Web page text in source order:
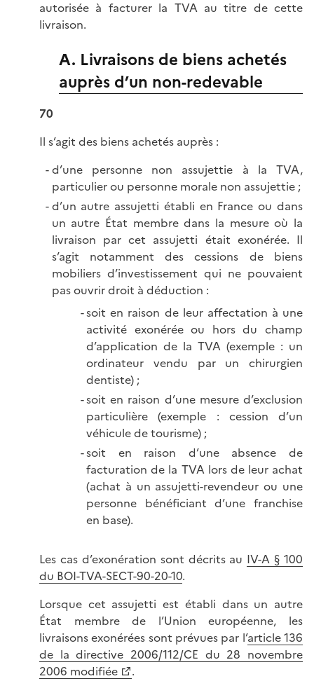
autorisée à facturer la TVA au titre de cette
livraison.
A. Livraisons de biens achetés
auprès d’un non-redevable
70
Il s’agit des biens achetés auprès :
d’une personne non assujettie à la TVA,
particulier ou personne morale non assujettie ;
d’un autre assujetti établi en France ou dans
un autre État membre dans la mesure où la
livraison par cet assujetti était exonérée. Il
s’agit notamment des cessions de biens
mobiliers d’investissement qui ne pouvaient
pas ouvrir droit à déduction :
soit en raison de leur affectation à une
activité exonérée ou hors du champ
d’application de la TVA (exemple : un
ordinateur vendu par un chirurgien
dentiste) ;
soit en raison d’une mesure d’exclusion
particulière (exemple : cession d’un
véhicule de tourisme) ;
soit en raison d’une absence de
facturation de la TVA lors de leur achat
(achat à un assujetti-revendeur ou une
personne bénéficiant d’une franchise
en base).
Les cas d’exonération sont décrits au IV-A § 100
du BOI-TVA-SECT-90-20-10.
Lorsque cet assujetti est établi dans un autre
État membre de l’Union européenne, les
livraisons exonérées sont prévues par l’article 136
de la directive 2006/112/CE du 28 novembre
2006 modifiée
.